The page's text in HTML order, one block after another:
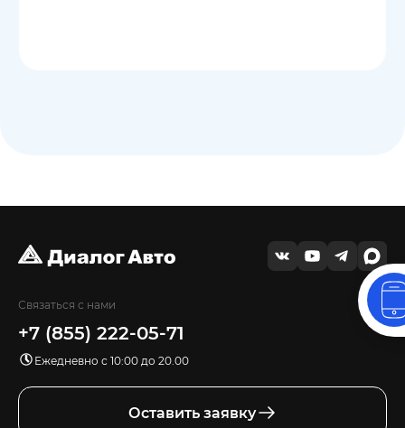
Связаться с нами
+7 (855) 222-05-71
Ежедневно с 10:00 до 20.00
Оставить заявку